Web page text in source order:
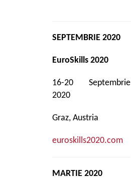
SEPTEMBRIE 2020
EuroSkills 2020
16-20 Septembrie
2020
Graz, Austria
euroskills2020.com
MARTIE 2020